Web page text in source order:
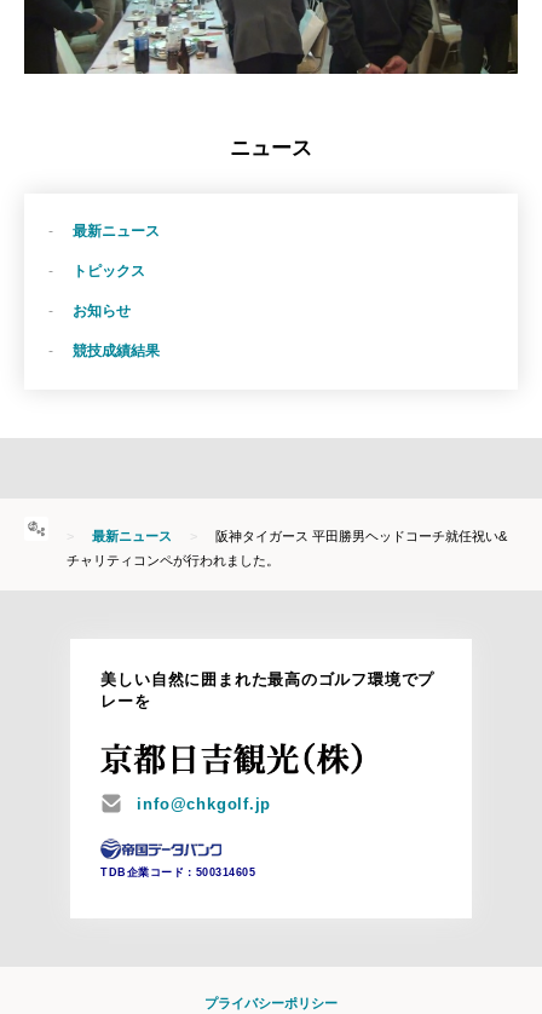
ニュース
最新ニュース
トピックス
お知らせ
競技成績結果
最新ニュース
阪神タイガース 平田勝男ヘッドコーチ就任祝い&
チャリティコンペが行われました。
美しい自然に囲まれた最高のゴルフ環境でプ
レーを
MAIL
info@chkgolf.jp
TDB企業コード： 500314605
プライバシーポリシー